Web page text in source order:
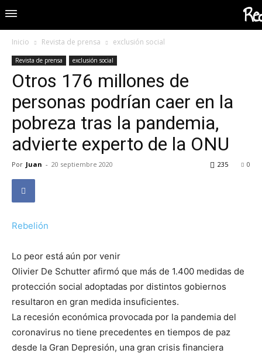
Inicio Revista de prensa exclusión social
Revista de prensa exclusión social
Otros 176 millones de
personas podrían caer en la
pobreza tras la pandemia,
advierte experto de la ONU
Por Juan - 20 septiembre 2020 0
235
Rebelión
Lo peor está aún por venir
Olivier De Schutter afirmó que más de 1.400 medidas de
protección social adoptadas por distintos gobiernos
resultaron en gran medida insuficientes.
La recesión económica provocada por la pandemia del
coronavirus no tiene precedentes en tiempos de paz
desde la Gran Depresión, una gran crisis financiera